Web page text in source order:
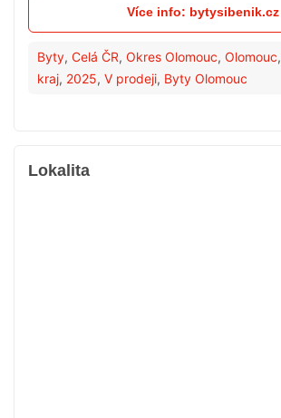
Více info: bytysibenik.cz
Byty, Celá ČR, Okres Olomouc, Olomouc,
kraj, 2025, V prodeji, Byty Olomouc
Lokalita